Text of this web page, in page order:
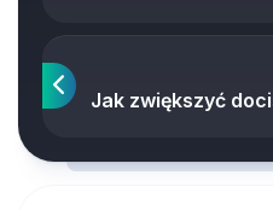
Jak zwiększyć